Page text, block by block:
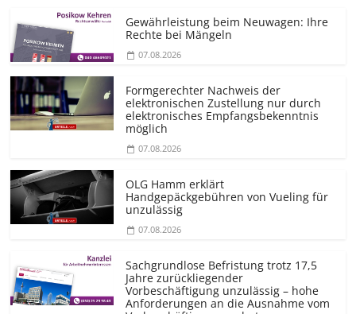
Gewährleistung beim Neuwagen: Ihre
Rechte bei Mängeln
07.08.2026
Formgerechter Nachweis der
elektronischen Zustellung nur durch
elektronisches Empfangsbekenntnis
möglich
07.08.2026
OLG Hamm erklärt
Handgepäckgebühren von Vueling für
unzulässig
07.08.2026
Sachgrundlose Befristung trotz 17,5
Jahre zurückliegender
Vorbeschäftigung unzulässig – hohe
Anforderungen an die Ausnahme vom